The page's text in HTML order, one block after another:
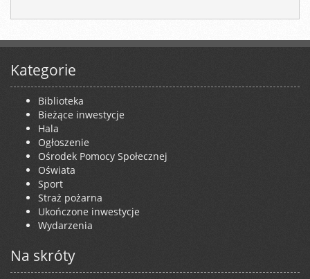
Kategorie
Biblioteka
Bieżące inwestycje
Hala
Ogłoszenie
Ośrodek Pomocy Społecznej
Oświata
Sport
Straż pożarna
Ukończone inwestycje
Wydarzenia
Na skróty